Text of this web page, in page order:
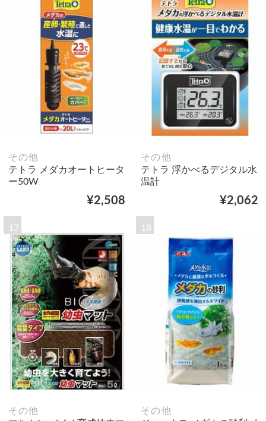
その他
テトラ メダカオートヒータ
ー50W
¥2,508
その他
テトラ 浮かべるデジタル水
温計
¥2,062
17
その他
18
その他